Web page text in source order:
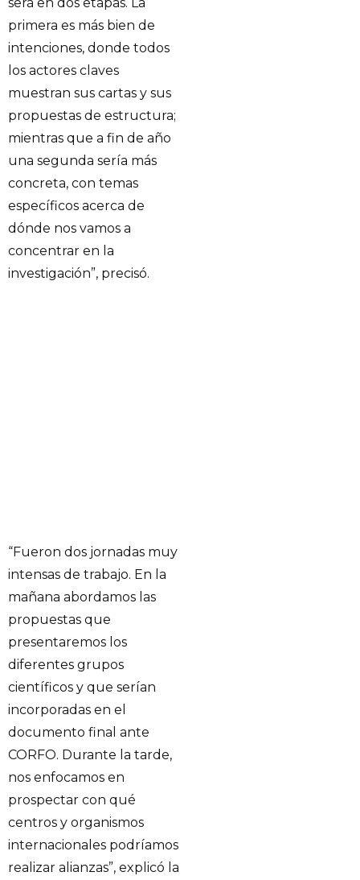
primera es más bien de
intenciones, donde todos
los actores claves
muestran sus cartas y sus
propuestas de estructura;
mientras que a fin de año
una segunda sería más
concreta, con temas
específicos acerca de
dónde nos vamos a
concentrar en la
investigación”, precisó.
“Fueron dos jornadas muy
intensas de trabajo. En la
mañana abordamos las
propuestas que
presentaremos los
diferentes grupos
científicos y que serían
incorporadas en el
documento final ante
CORFO. Durante la tarde,
nos enfocamos en
prospectar con qué
centros y organismos
internacionales podríamos
realizar alianzas”, explicó la